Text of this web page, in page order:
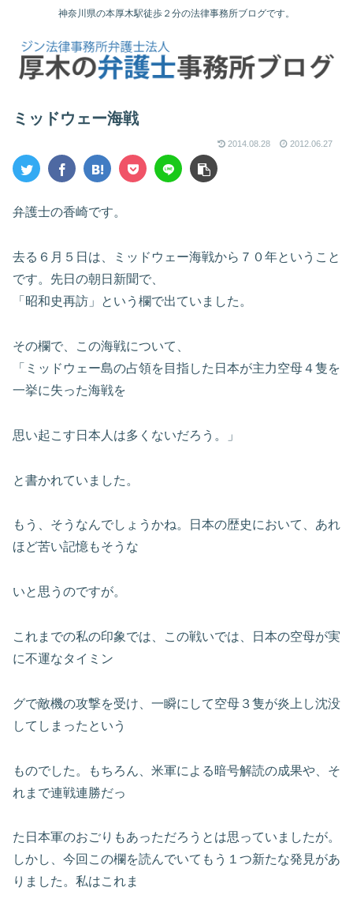
神奈川県の本厚木駅徒歩２分の法律事務所ブログです。
ミッドウェー海戦
2014.08.28 2012.06.27
弁護士の香崎です。
去る６月５日は、ミッドウェー海戦から７０年ということ
です。先日の朝日新聞で、
「昭和史再訪」という欄で出ていました。
その欄で、この海戦について、
「ミッドウェー島の占領を目指した日本が主力空母４隻を
一挙に失った海戦を
思い起こす日本人は多くないだろう。」
と書かれていました。
もう、そうなんでしょうかね。日本の歴史において、あれ
ほど苦い記憶もそうな
いと思うのですが。
これまでの私の印象では、この戦いでは、日本の空母が実
に不運なタイミン
グで敵機の攻撃を受け、一瞬にして空母３隻が炎上し沈没
してしまったという
ものでした。もちろん、米軍による暗号解読の成果や、そ
れまで連戦連勝だっ
た日本軍のおごりもあっただろうとは思っていましたが。
しかし、今回この欄を読んでいてもう１つ新たな発見があ
りました。私はこれま